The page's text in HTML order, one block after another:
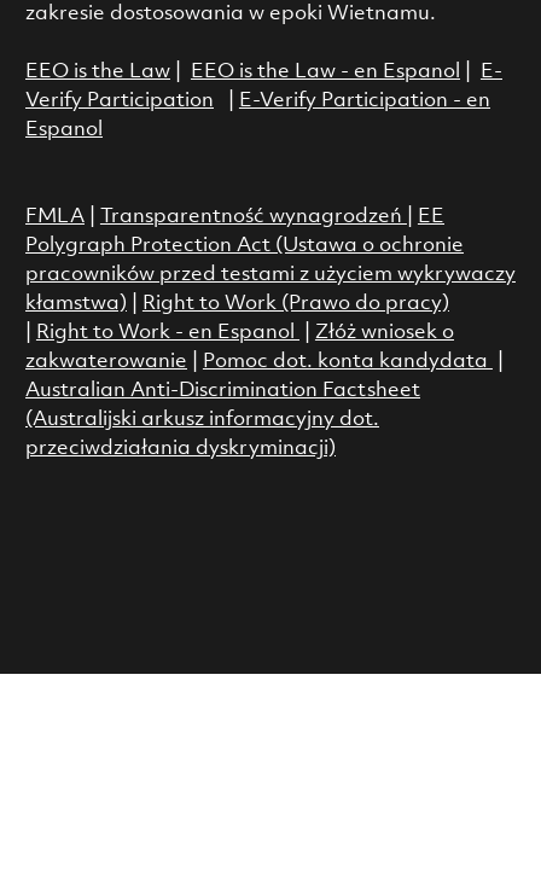
zakresie dostosowania w epoki Wietnamu.
EEO is the Law| EEO is the Law - en Espanol
E-
Verify Participation
E-Verify Participation - en
Espanol
FMLA| Transparentność wynagrodzeń
EE
Polygraph Protection Act (Ustawa o ochronie
pracowników przed testami z użyciem wykrywaczy
kłamstwa)
Right to Work (Prawo do pracy)
Right to Work - en Espanol
Złóż wniosek o
zakwaterowanie
Pomoc dot. konta kandydata
Australian Anti-Discrimination Factsheet
(Australijski arkusz informacyjny dot.
przeciwdziałania dyskryminacji)